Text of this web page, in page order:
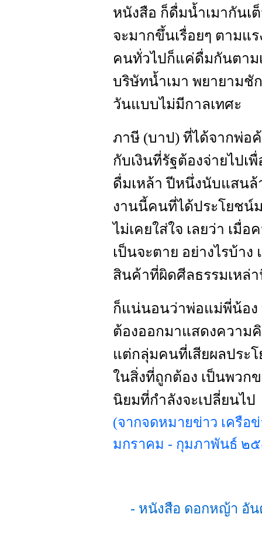
หนังสือ ก็ดื่มน้ำเมากันเ
จะมากขึ้นเรื่อยๆ ตามแ
คนทั่วไปก็แค่ดื่มกันตาม
บริษัทน้ำเมา พยายาม
วันแบบไม่มีกาลเทศะ
ภาษี (บาป) ที่ได้จากพ่อ
กับเงินที่รัฐต้องจ่ายไปเ
ดื่มเหล้า ปีหนึ่งนับแสนล้
งานนี้คนที่ได้ประโยชน์
ไม่เคยใส่ใจ เลยว่า เมื่
เป็นจะตาย อย่างไรบ้า
สินค้าที่ผิดศีลธรรมเหล่
ก็แน่นอนว่าพ่อแม่พี่น้อง
ต้องออกมาแสดงความ
แต่กลุ่มคนที่เสียผลประ
ในสิ่งที่ถูกต้อง เป็นพวก
นิยมที่กำลังจะเปลี่ยนไป
(จากจดหมายข่าว เครือ
มกราคม - กุมภาพันธ์ ๒
- หนังสือ ดอกหญ้า อั